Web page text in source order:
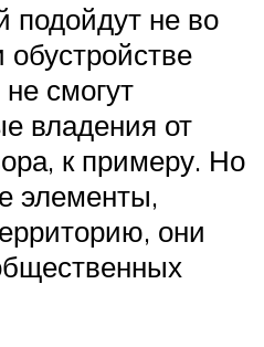
подойдут не во
обустройстве
смогут
владения от
к примеру. Но
элементы,
они